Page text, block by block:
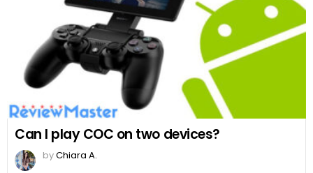
Can I play COC on two devices?
byChiara A.